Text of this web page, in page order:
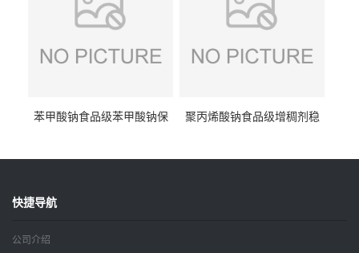
苯甲酸钠食品级苯甲酸钠保
聚丙烯酸钠食品级增稠剂稳
快捷导航
公司介绍